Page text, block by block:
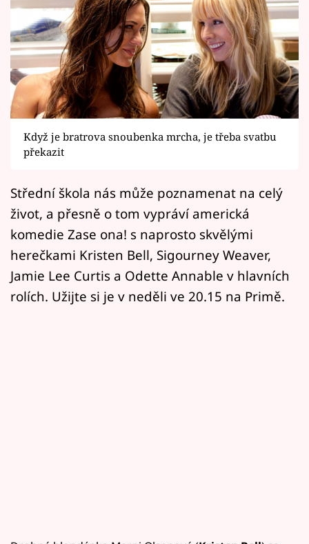
Horoskopy
Sledujte prima+
Filmový festival Karlovy Vary
Mámy sobě
Přihlášení
Sledujte nás
Když je bratrova snoubenka mrcha, je třeba svatbu
překazit
Střední škola nás může poznamenat na celý
život, a přesně o tom vypráví americká
komedie Zase ona! s naprosto skvělými
herečkami Kristen Bell, Sigourney Weaver,
Jamie Lee Curtis a Odette Annable v hlavních
rolích. Užijte si je v neděli ve 20.15 na Primě.